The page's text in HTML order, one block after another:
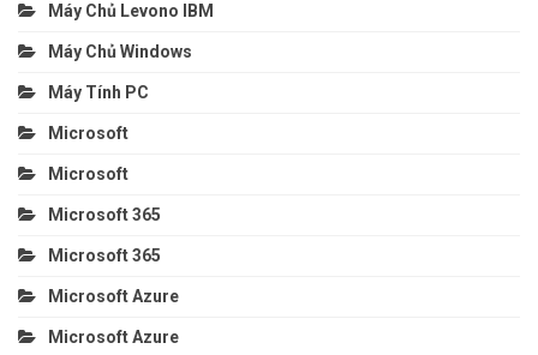
Máy Chủ Levono IBM
Máy Chủ Windows
Máy Tính PC
Microsoft
Microsoft
Microsoft 365
Microsoft 365
Microsoft Azure
Microsoft Azure